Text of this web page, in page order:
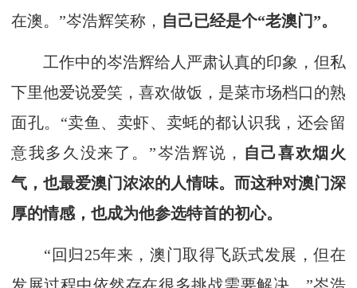
在澳。”岑浩辉笑称， 自己已经是个“老澳门”。
工作中的岑浩辉给人严肃认真的印象，但私
下里他爱说爱笑，喜欢做饭，是菜市场档口的熟
面孔。“卖鱼、卖虾、卖蚝的都认识我，还会留
意我多久没来了。”岑浩辉说， 自己喜欢烟火
气，也最爱澳门浓浓的人情味。而这种对澳门深
厚的情感，也成为他参选特首的初心。
“回归25年来，澳门取得飞跃式发展，但在